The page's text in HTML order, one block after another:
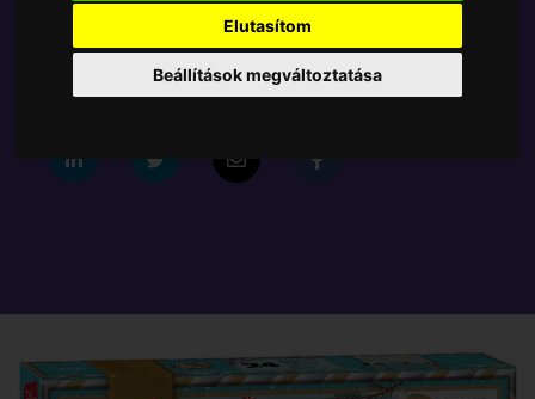
Elutasítom
Beállítások megváltoztatása
MÁSOK MIT VESZNEK
Tetszik? Osszd meg másokkal!